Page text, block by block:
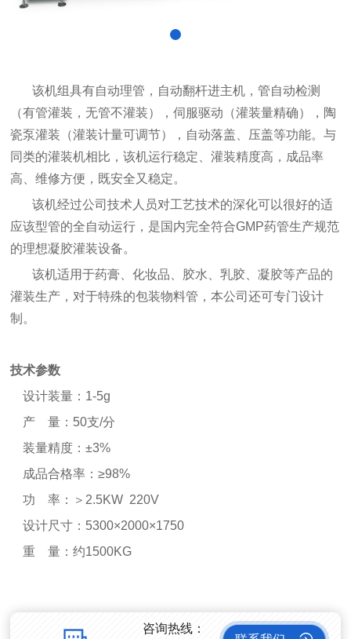
该机组具有自动理管，自动翻杆进主机，管自动检测
（有管灌装，无管不灌装），伺服驱动（灌装量精确），陶
瓷泵灌装（灌装计量可调节），自动落盖、压盖等功能。与
同类的灌装机相比，该机运行稳定、灌装精度高，成品率
高、维修方便，既安全又稳定。
该机经过公司技术人员对工艺技术的深化可以很好的适
应该型管的全自动运行，是国内完全符合GMP药管生产规范
的理想凝胶灌装设备。
该机适用于药膏、化妆品、胶水、乳胶、凝胶等产品的
灌装生产，对于特殊的包装物料管，本公司还可专门设计
制。
技术参数
设计装量：1-5g
产 量 ： 50支/分
装量精度 ：±3%
成品合格率 ：≥98%
功 率 ：
＞2.5KW 220V
设计尺寸 ： 5300×2000×1750
重 量 ：约1500KG
咨询热线：